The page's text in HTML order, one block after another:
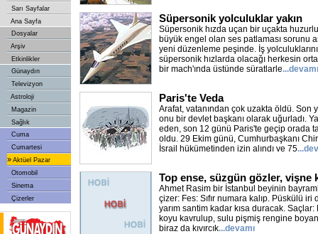
Sarı Sayfalar
Ana Sayfa
Dosyalar
Arşiv
Etkinlikler
Günaydın
Televizyon
Astroloji
Magazin
Sağlık
Cuma
Cumartesi
» Aktüel Pazar
Otomobil
Sinema
Çizerler
Süpersonik yolculuklar yakın
Süpersonik hızda uçan bir uçakta
büyük engel olan ses patlaması sorunu
yeni düzenleme peşinde. İş
süpersonik hızlarda olacağı herkesin
bir mach'ında üstünde süratlarle...devamı
Paris'te Veda
Arafat, vatanından çok uzakta öldü. Son
onu bir devlet başkanı olarak uğurladı.
eden, son 12 günü Paris'te geçip orada
oldu. 29 Ekim günü, Cumhurbaşkanı
İsrail hükümetinden izin alındı ve 75
Top ense, süzgün gözler, vişne
Ahmet Rasim bir İstanbul beyinin
çizer: Fes: Sıfır numara kalıp. Püskülü
yarım santim kadar kısa duracak.
koyu kavrulup, sulu pişmiş rengine
biraz da kıvırcık...devamı